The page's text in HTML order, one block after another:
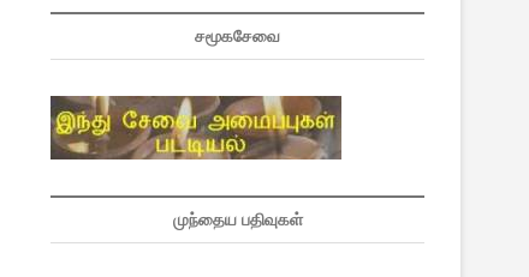
சமூகசேவை
முந்தைய பதிவுகள்